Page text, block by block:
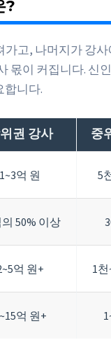
?
가고, 나머지가 강
몫이 커집니다. 신
합니다.
권 강사 중
1~3억 원 5
50% 이상
억 원+ 1
억 원+